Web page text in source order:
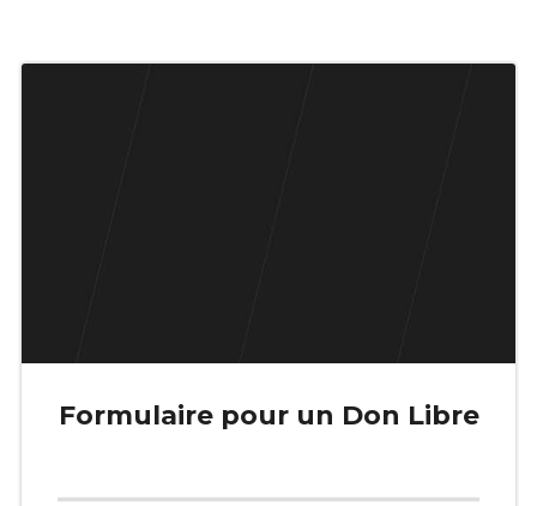
Formulaire pour un Don Libre